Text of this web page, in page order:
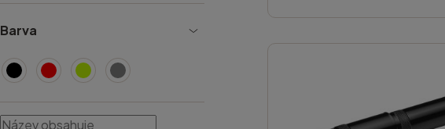
Barva